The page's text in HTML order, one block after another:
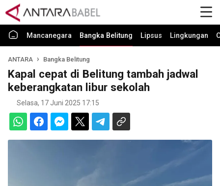
Mancanegara Bangka Belitung Lipsus Lingkungan
ANTARA Bangka Belitung
Kapal cepat di Belitung tambah jadwal
keberangkatan libur sekolah
Selasa, 17 Juni 2025 17:15